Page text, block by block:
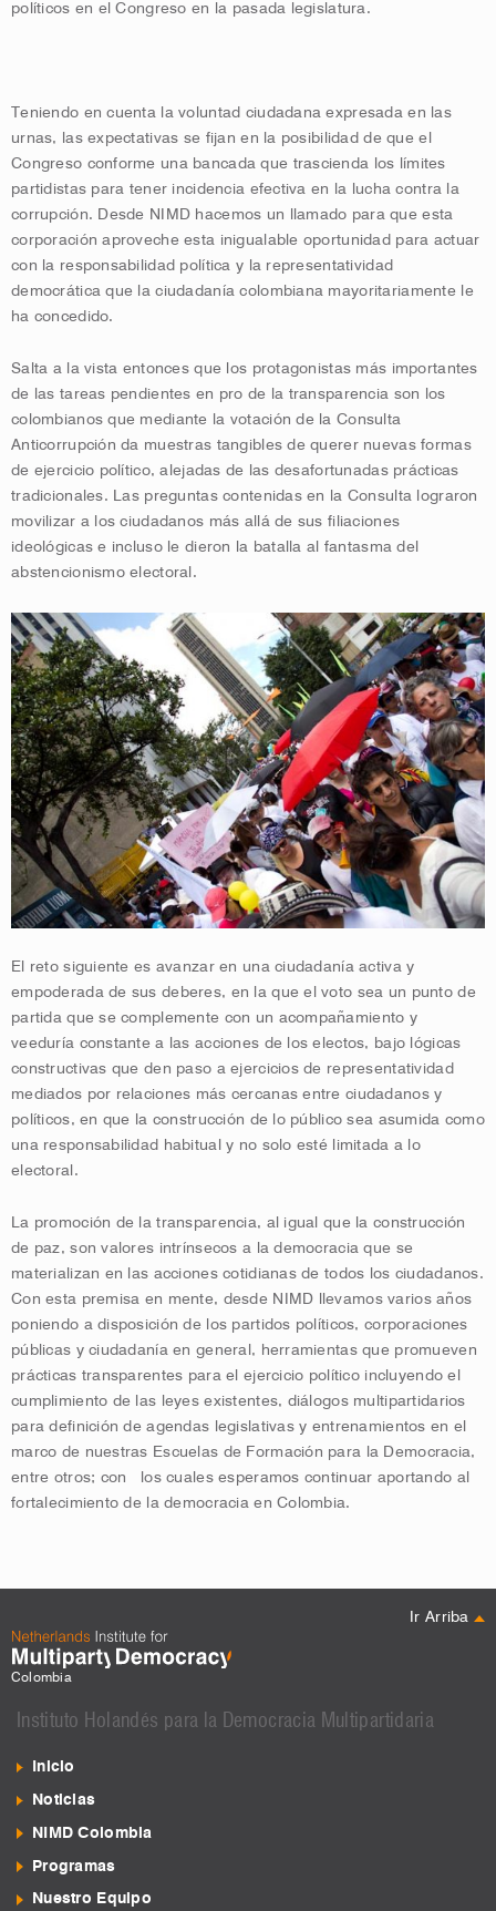
políticos en el Congreso en la pasada legislatura.
Teniendo en cuenta la voluntad ciudadana expresada en las
urnas, las expectativas se fijan en la posibilidad de que el
Congreso conforme una bancada que trascienda los límites
partidistas para tener incidencia efectiva en la lucha contra la
corrupción. Desde NIMD hacemos un llamado para que esta
corporación aproveche esta inigualable oportunidad para actuar
con la responsabilidad política y la representatividad
democrática que la ciudadanía colombiana mayoritariamente le
ha concedido.
Salta a la vista entonces que los protagonistas más importantes
de las tareas pendientes en pro de la transparencia son los
colombianos que mediante la votación de la Consulta
Anticorrupción da muestras tangibles de querer nuevas formas
de ejercicio político, alejadas de las desafortunadas prácticas
tradicionales. Las preguntas contenidas en la Consulta lograron
movilizar a los ciudadanos más allá de sus filiaciones
ideológicas e incluso le dieron la batalla al fantasma del
abstencionismo electoral.
El reto siguiente es avanzar en una ciudadanía activa y
empoderada de sus deberes, en la que el voto sea un punto de
partida que se complemente con un acompañamiento y
veeduría constante a las acciones de los electos, bajo lógicas
constructivas que den paso a ejercicios de representatividad
mediados por relaciones más cercanas entre ciudadanos y
políticos, en que la construcción de lo público sea asumida como
una responsabilidad habitual y no solo esté limitada a lo
electoral.
La promoción de la transparencia, al igual que la construcción
de paz, son valores intrínsecos a la democracia que se
materializan en las acciones cotidianas de todos los ciudadanos.
Con esta premisa en mente, desde NIMD llevamos varios años
poniendo a disposición de los partidos políticos, corporaciones
públicas y ciudadanía en general, herramientas que promueven
prácticas transparentes para el ejercicio político incluyendo el
cumplimiento de las leyes existentes, diálogos multipartidarios
para definición de agendas legislativas y entrenamientos en el
marco de nuestras Escuelas de Formación para la Democracia,
entre otros; con los cuales esperamos continuar aportando al
fortalecimiento de la democracia en Colombia.
Ir Arriba
Colombia
Instituto Holandés para la Democracia Multipartidaria
Inicio
Noticias
NIMD Colombia
Programas
Nuestro Equipo